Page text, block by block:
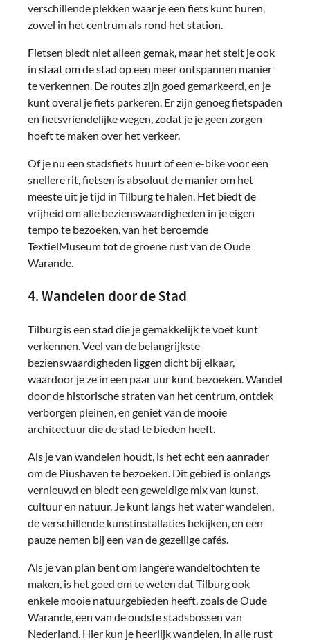
verschillende plekken waar je een fiets kunt huren,
zowel in het centrum als rond het station.
Fietsen biedt niet alleen gemak, maar het stelt je ook
in staat om de stad op een meer ontspannen manier
te verkennen. De routes zijn goed gemarkeerd, en je
kunt overal je fiets parkeren. Er zijn genoeg fietspaden
en fietsvriendelijke wegen, zodat je je geen zorgen
hoeft te maken over het verkeer.
Of je nu een stadsfiets huurt of een e-bike voor een
snellere rit, fietsen is absoluut de manier om het
meeste uit je tijd in Tilburg te halen. Het biedt de
vrijheid om alle bezienswaardigheden in je eigen
tempo te bezoeken, van het beroemde
TextielMuseum tot de groene rust van de Oude
Warande.
4. Wandelen door de Stad
Tilburg is een stad die je gemakkelijk te voet kunt
verkennen. Veel van de belangrijkste
bezienswaardigheden liggen dicht bij elkaar,
waardoor je ze in een paar uur kunt bezoeken. Wandel
door de historische straten van het centrum, ontdek
verborgen pleinen, en geniet van de mooie
architectuur die de stad te bieden heeft.
Als je van wandelen houdt, is het echt een aanrader
om de Piushaven te bezoeken. Dit gebied is onlangs
vernieuwd en biedt een geweldige mix van kunst,
cultuur en natuur. Je kunt langs het water wandelen,
de verschillende kunstinstallaties bekijken, en een
pauze nemen bij een van de gezellige cafés.
Als je van plan bent om langere wandeltochten te
maken, is het goed om te weten dat Tilburg ook
enkele mooie natuurgebieden heeft, zoals de Oude
Warande, een van de oudste stadsbossen van
Nederland. Hier kun je heerlijk wandelen, in alle rust